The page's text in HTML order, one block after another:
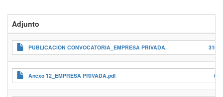
Adjunto
PUBLICACION CONVOCATORIA_EMPRESA PRIVADA.
Anexo 12_EMPRESA PRIVADA.pdf